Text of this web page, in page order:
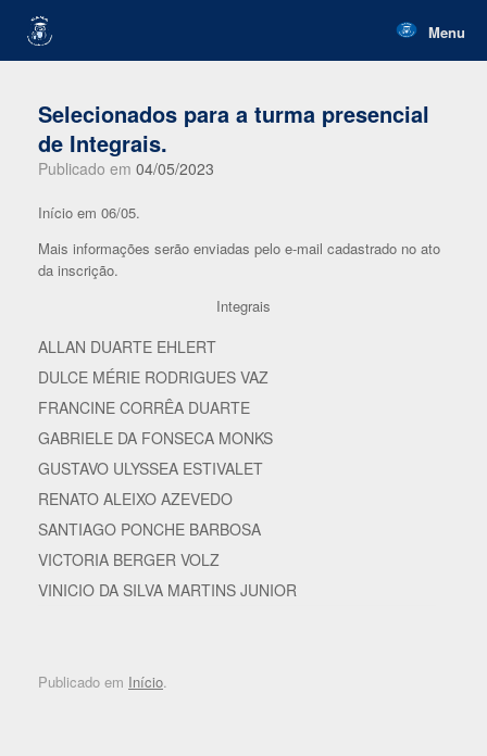
content
Menu
Selecionados para a turma presencial
de Integrais.
Publicado em 04/05/2023
Início em 06/05.
Mais informações serão enviadas pelo e-mail cadastrado no ato
da inscrição.
Integrais
ALLAN DUARTE EHLERT
DULCE MÉRIE RODRIGUES VAZ
FRANCINE CORRÊA DUARTE
GABRIELE DA FONSECA MONKS
GUSTAVO ULYSSEA ESTIVALET
RENATO ALEIXO AZEVEDO
SANTIAGO PONCHE BARBOSA
VICTORIA BERGER VOLZ
VINICIO DA SILVA MARTINS JUNIOR
Publicado em Início.